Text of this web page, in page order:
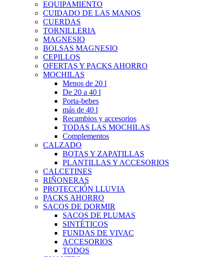
EQUIPAMIENTO
CUIDADO DE LAS MANOS
CUERDAS
TORNILLERIA
MAGNESIO
BOLSAS MAGNESIO
CEPILLOS
OFERTAS Y PACKS AHORRO
MOCHILAS
Menos de 20 l
De 20 a 40 l
Porta-bebes
más de 40 l
Recambios y accesorios
TODAS LAS MOCHILAS
Complementos
CALZADO
BOTAS Y ZAPATILLAS
PLANTILLAS Y ACCESORIOS
CALCETINES
RIÑONERAS
PROTECCIÓN LLUVIA
PACKS AHORRO
SACOS DE DORMIR
SACOS DE PLUMAS
SINTÉTICOS
FUNDAS DE VIVAC
ACCESORIOS
TODOS